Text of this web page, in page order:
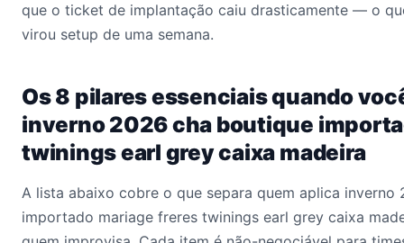
que o ticket de implantação caiu drasticamente — o
virou setup de uma semana.
Os 8 pilares essenciais quando
inverno 2026 cha boutique
twinings earl grey caixa madeira
A lista abaixo cobre o que separa quem aplica inverno
importado mariage freres twinings earl grey caixa